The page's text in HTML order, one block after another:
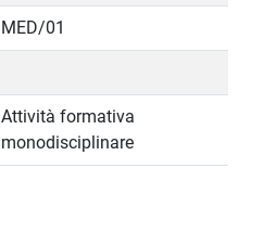
MED/01
Attività formativa
monodisciplinare